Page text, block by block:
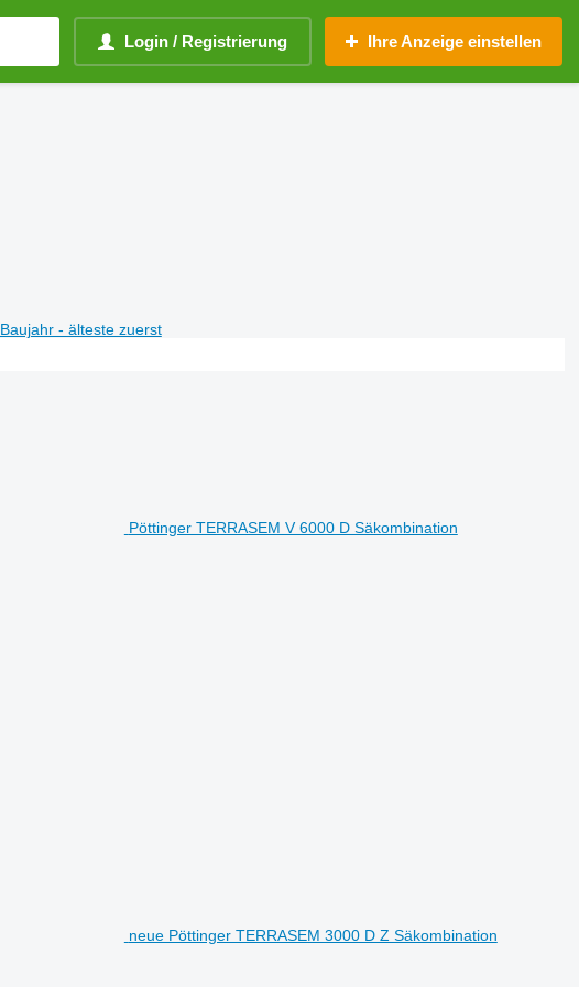
Login / Registrierung Ihre Anzeige einstellen
Baujahr - älteste zuerst
Pöttinger TERRASEM V 6000 D Säkombination
neue Pöttinger TERRASEM 3000 D Z Säkombination